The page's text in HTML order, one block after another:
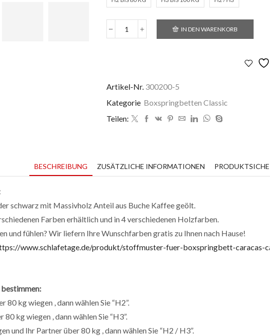
Boxspringbett
IN DEN WARENKORB
Artikel-Nr. 300200-5
Kategorie Boxspringbetten Classic
Teilen:
BESCHREIBUNG ZUSÄTZLICHE INFORMATIONEN
schwarz mit Massivholz Anteil aus Buche Kaffee geölt.
Farben erhältlich und in 4 verschiedenen Holzfarben.
und fühlen? Wir liefern Ihre Wunschfarben gratis zu Ihnen nach Hause!
www.schlafetage.de/produkt/stoffmuster-fuer-boxspringbett-caracas-
80 kg wiegen , dann wählen Sie “H2”.
kg wiegen , dann wählen Sie “H3”.
und Ihr Partner über 80 kg , dann wählen Sie “H2 / H3”.